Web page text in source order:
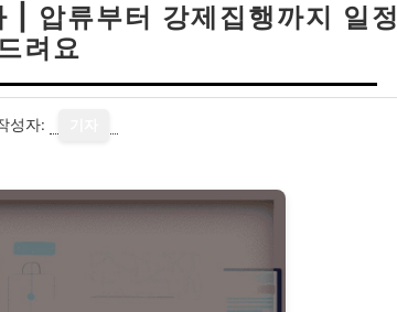
| 압류부터 강제집행까지 일정
려요
성자: